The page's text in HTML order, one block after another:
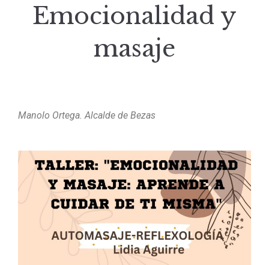
Emocionalidad y
masaje
Manolo Ortega. Alcalde de Bezas